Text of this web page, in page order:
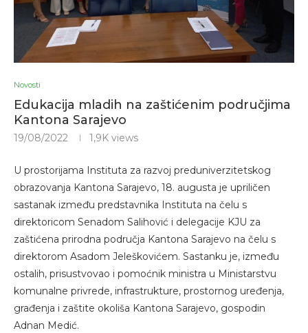
Novosti
Edukacija mladih na zaštićenim područjima
Kantona Sarajevo
19/08/2022 1,9K views
U prostorijama Instituta za razvoj preduniverzitetskog
obrazovanja Kantona Sarajevo, 18. augusta je upriličen
sastanak između predstavnika Instituta na čelu s
direktoricom Senadom Salihović i delegacije KJU za
zaštićena prirodna područja Kantona Sarajevo na čelu s
direktorom Asadom Jeleškovićem. Sastanku je, između
ostalih, prisustvovao i pomoćnik ministra u Ministarstvu
komunalne privrede, infrastrukture, prostornog uređenja,
građenja i zaštite okoliša Kantona Sarajevo, gospodin
Adnan Medić.